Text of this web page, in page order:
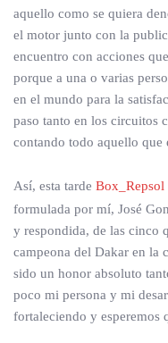
aquello como se quiera
el motor junto con la
encuentro con acciones
porque a una o varias
en el mundo para la
paso tanto en los circuitos
contando todo aquello que
Así, esta tarde Box_Repsol
formulada por mí, José
y respondida, de las cinco
campeona del Dakar en la
sido un honor absoluto
poco mi persona y mi
fortaleciendo y esperemos